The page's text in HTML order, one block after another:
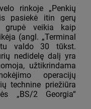
rinkoje „Penkių
pasiekė itin gerų
grupė veikia kaip
(angl. „Terminal
valdo 30 tūkst.
nedidelę dalį yra
užtikrindama
operacijų
technine priežiūra
„BS/2 Georgia“